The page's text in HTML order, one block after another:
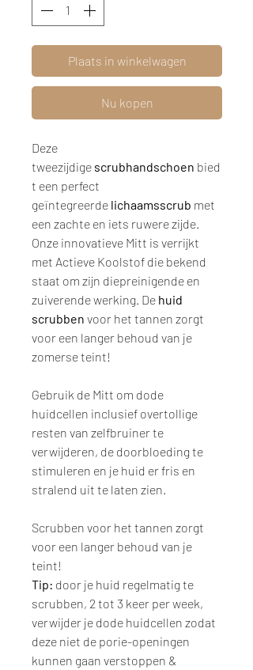
Plaats in winkelwagen
Nu kopen
Deze
tweezijdige scrubhandschoen bied
t een perfect
geïntegreerde lichaamsscrub met
een zachte en iets ruwere zijde.
Onze innovatieve Mitt is verrijkt
met Actieve Koolstof die bekend
staat om zijn diepreinigende en
zuiverende werking. De huid
scrubben voor het tannen zorgt
voor een langer behoud van je
zomerse teint!
Gebruik de Mitt om dode
huidcellen inclusief overtollige
resten van zelfbruiner te
verwijderen, de doorbloeding te
stimuleren en je huid er fris en
stralend uit te laten zien.
Scrubben voor het tannen zorgt
voor een langer behoud van je
teint!
Tip: door je huid regelmatig te
scrubben, 2 tot 3 keer per week,
verwijder je dode huidcellen zodat
deze niet de porie-openingen
kunnen gaan verstoppen &